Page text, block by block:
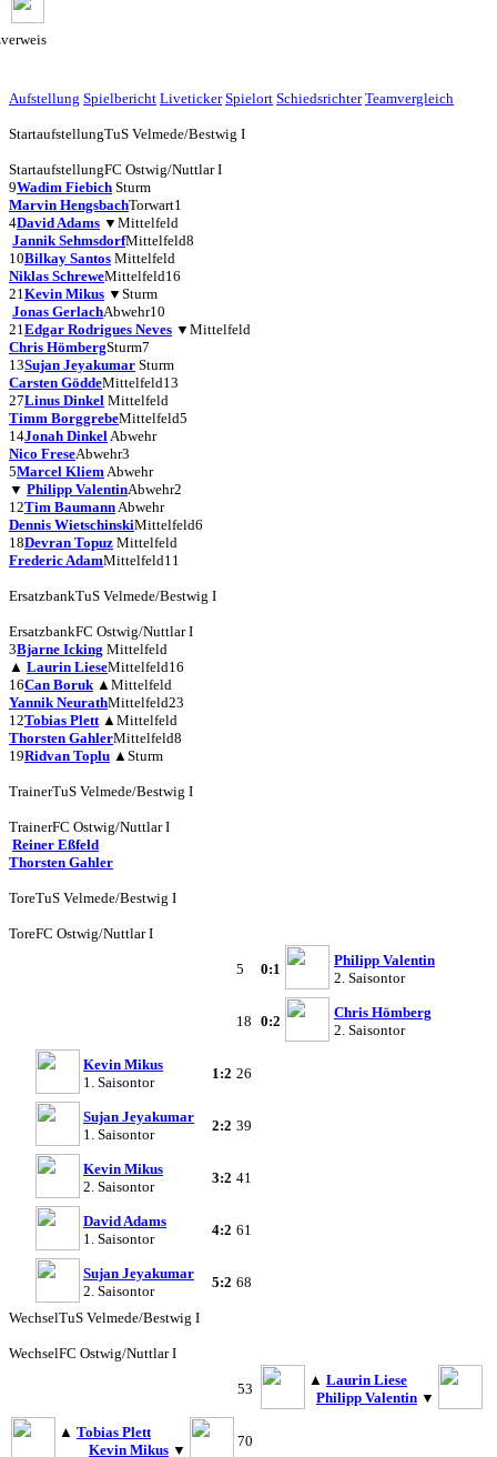
Aufstellung Spielbericht Liveticker Spielort Schiedsrichter Teamvergleich
StartaufstellungTuS Velmede/Bestwig I
StartaufstellungFC Ostwig/Nuttlar I
9Wadim Fiebich Sturm
Marvin HengsbachTorwart1
4David Adams ▼ Mittelfeld
Jannik SehmsdorfMittelfeld8
10Bilkay Santos Mittelfeld
Niklas SchreweMittelfeld16
21Kevin Mikus ▼ Sturm
Jonas GerlachAbwehr10
21Edgar Rodrigues Neves ▼ Mittelfeld
Chris HömbergSturm7
13Sujan Jeyakumar Sturm
Carsten GöddeMittelfeld13
27Linus Dinkel Mittelfeld
Timm BorggrebeMittelfeld5
14Jonah DinkelAbwehr
Nico FreseAbwehr3
5Marcel KliemAbwehr
▼ Philipp ValentinAbwehr2
12Tim BaumannAbwehr
Dennis WietschinskiMittelfeld6
18Devran Topuz Mittelfeld
Frederic AdamMittelfeld11
ErsatzbankTuS Velmede/Bestwig I
ErsatzbankFC Ostwig/Nuttlar I
3Bjarne Icking Mittelfeld
▲ Laurin LieseMittelfeld16
16Can Boruk ▲ Mittelfeld
Yannik NeurathMittelfeld23
12Tobias Plett ▲ Mittelfeld
Thorsten GahlerMittelfeld8
19Ridvan Toplu ▲ Sturm
TrainerTuS Velmede/Bestwig I
TrainerFC Ostwig/Nuttlar I
Reiner Eßfeld
Thorsten Gahler
ToreTuS Velmede/Bestwig I
ToreFC Ostwig/Nuttlar I
5 0:1
Philipp Valentin
2. Saisontor
18 0:2
Chris Hömberg
2. Saisontor
Kevin Mikus
1. Saisontor
1:2 26
Sujan Jeyakumar
1. Saisontor
2:2 39
Kevin Mikus
2. Saisontor
3:2 41
David Adams
1. Saisontor
4:2 61
Sujan Jeyakumar
2. Saisontor
5:2 68
WechselTuS Velmede/Bestwig I
WechselFC Ostwig/Nuttlar I
53
▲ Laurin Liese
Philipp Valentin ▼
▲ Tobias Plett
Kevin Mikus ▼
70